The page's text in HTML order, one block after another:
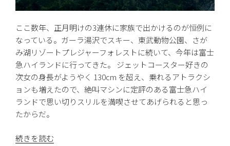
の
ここ数年、正月明けの3連休に家族で出かけるのが恒例に
なっている。ガーラ湯沢でスキー、東武動物公園、さが
み湖リゾートプレジャーフォレストに続いて、今年は富士
急ハイランドに行ってきた。 ジェットコースター好きの
次女の身長がようやく 130cm を超え、乗れるアトラクシ
ョンも増えたので、絶叫マシンに定評のある富士急ハイ
ランドで思い切りスリルを満喫させてあげられると思っ
たからだ。
“富
続きを読む